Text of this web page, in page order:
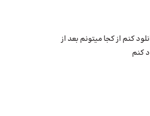
کنم از کجا میتونم بعد از
کنم